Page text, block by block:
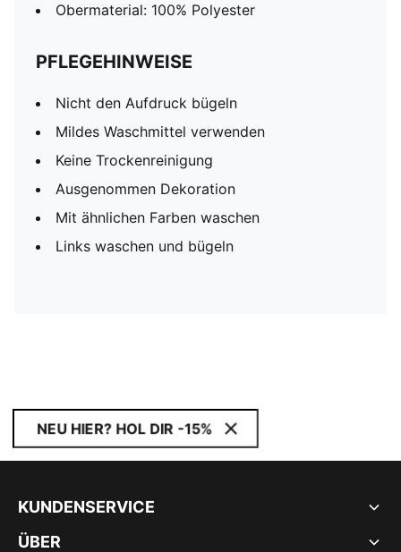
Obermaterial: 100% Polyester
PFLEGEHINWEISE
Nicht den Aufdruck bügeln
Mildes Waschmittel verwenden
Keine Trockenreinigung
Ausgenommen Dekoration
Mit ähnlichen Farben waschen
Links waschen und bügeln
NEU HIER? HOL DIR -15%
KUNDENSERVICE
ÜBER